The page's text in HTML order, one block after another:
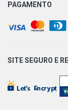
PARATI G4
PARATI G4
PAGAMENTO
SITE SEGURO E